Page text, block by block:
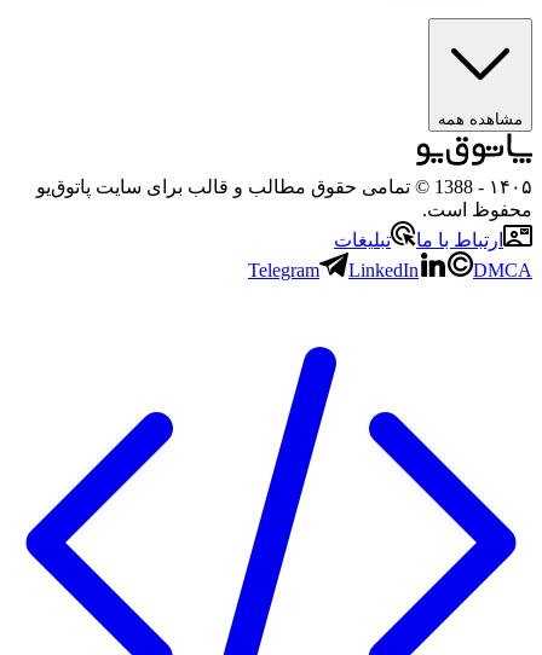
مشاهده همه
۱۴۰۵
- 1388 © تمامی حقوق مطالب و قالب برای سایت پاتوق‌یو
محفوظ است.
ارتباط با ما
تبلیغات
Telegram
LinkedIn DMCA